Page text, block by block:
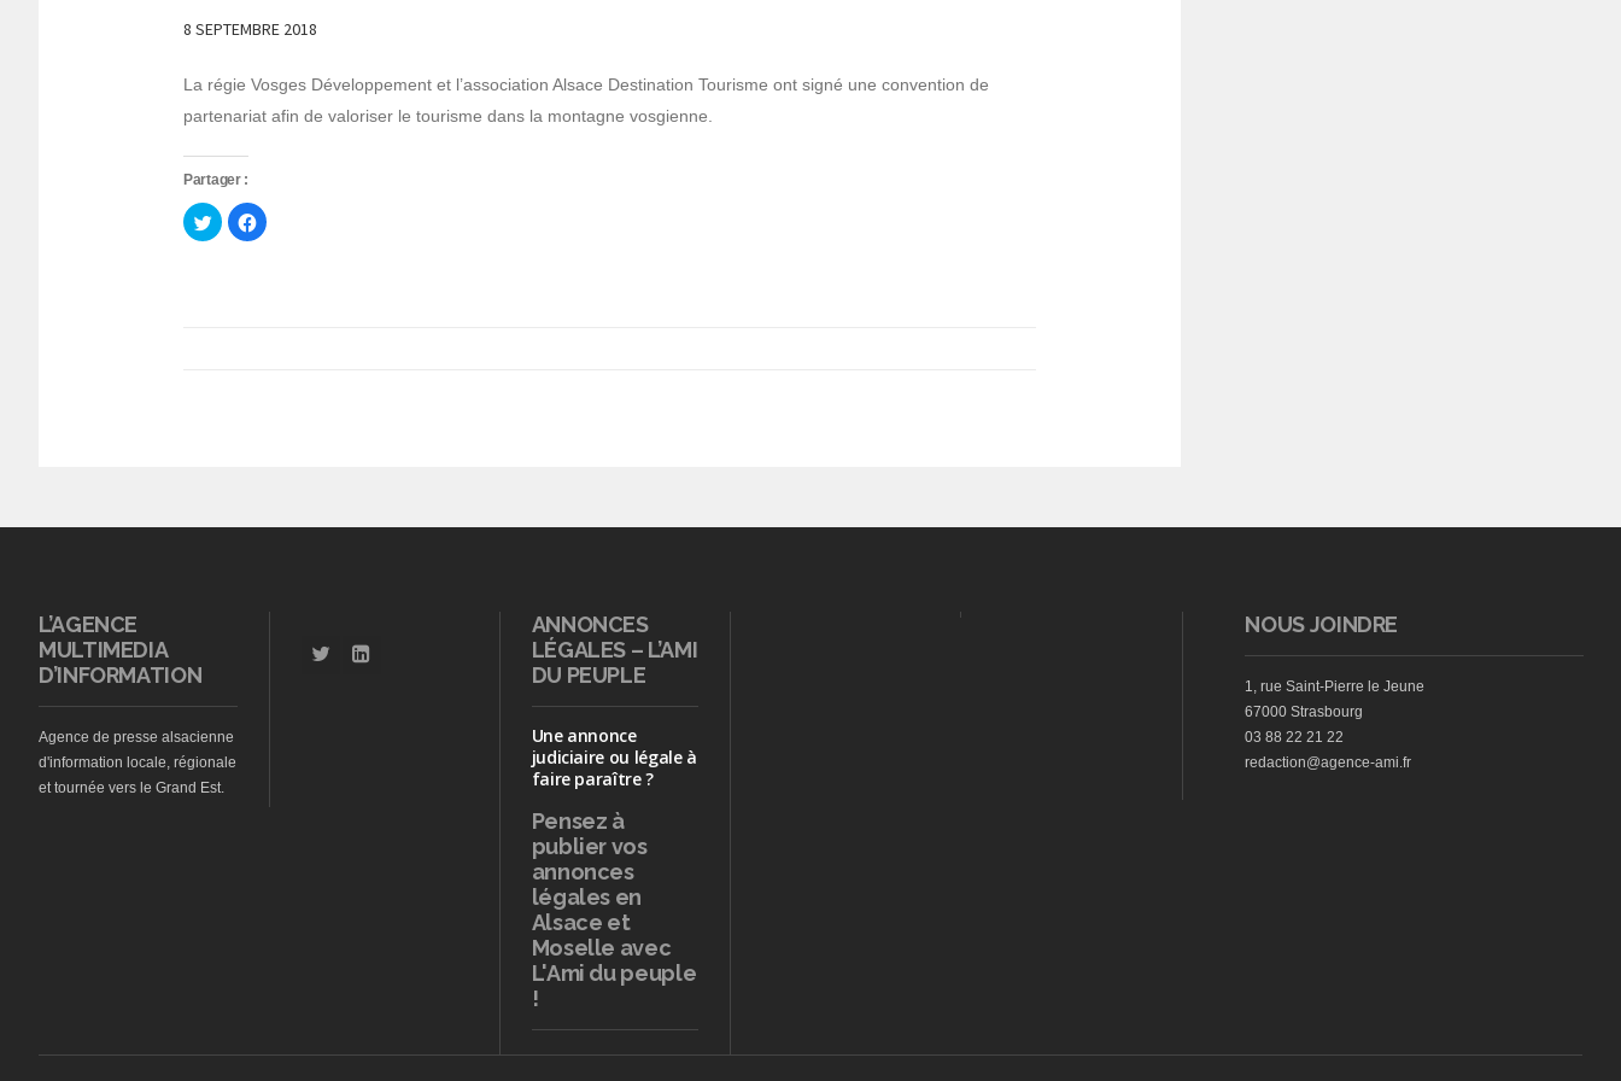
8 SEPTEMBRE 2018
La régie Vosges Développement et l’association Alsace Destination Tourisme ont signé une convention de
partenariat afin de valoriser le tourisme dans la montagne vosgienne.
Partager :
Cliquez
pour
partager
Cliquez
pour
L’AGENCE
MULTIMEDIA
D’INFORMATION
Agence de presse alsacienne
d'information locale, régionale
et tournée vers le Grand Est.
ANNONCES
LÉGALES – L’AMI
DU PEUPLE
Une annonce
judiciaire ou légale à
faire paraître ?
Pensez à
publiervos
annonces
légales en
Alsace et
Moselle avec
L'Ami du peuple
!
NOUS JOINDRE
1, rue Saint-Pierre le Jeune
67000 Strasbourg
03 88 22 21 22
redaction@agence-ami.fr